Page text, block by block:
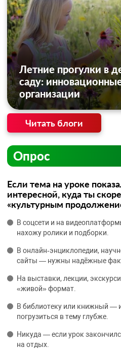
Летние прогулки в
саду:
организации
Читать блоги
Опрос
Если тема на уроке
интересной, куда ты
«культурным
В соцсети и на
нахожу ролики и подборки.
В онлайн‑энциклопедии,
сайты — нужны надёжные
На выставки, лекции,
«живой» формат.
В библиотеку или книжный —
погрузиться в тему глубже.
Никуда — если урок
на отдых.